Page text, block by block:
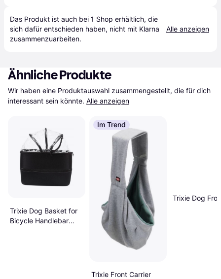
Das Produkt ist auch bei 1 Shop erhältlich, die
sich dafür entschieden haben, nicht mit Klarna
zusammenzuarbeiten.
Alle anzeigen
Ähnliche Produkte
Wir haben eine Produktauswahl zusammengestellt, die für dich
interessant sein könnte. Alle anzeigen
Trixie Dog Basket for
Bicycle Handlebar
Im Trend
Trixie Front Carrier
Trixie Dog